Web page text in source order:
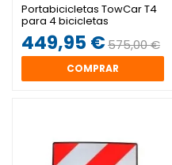
Portabicicletas TowCar T4
para 4 bicicletas
449,95 €575,00 €
COMPRAR